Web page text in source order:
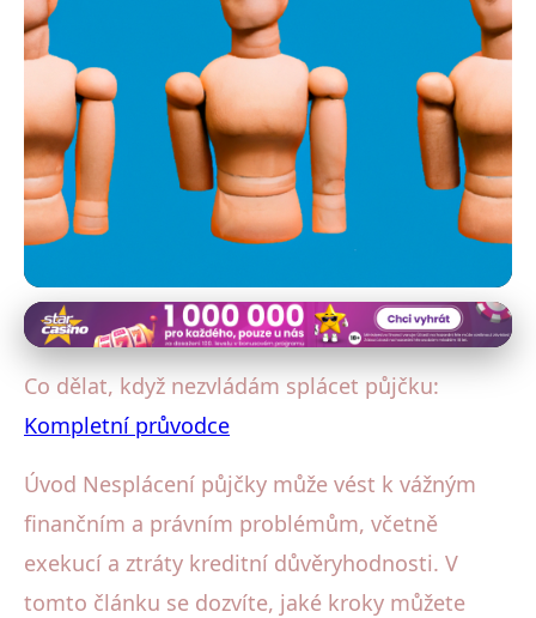
Správa a splácení půjček
Neschopnost splácet půjčku? Zde
najdete řešení a rady!
15. 5. 2025· 4 min čtení · Autor: Radka Kolářová
Co dělat, když nezvládám splácet půjčku:
Kompletní průvodce
Úvod Nesplácení půjčky může vést k vážným
finančním a právním problémům, včetně
exekucí a ztráty kreditní důvěryhodnosti. V
tomto článku se dozvíte, jaké kroky můžete